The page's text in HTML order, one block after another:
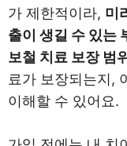
가 제한적이라, 미
출이 생길 수 있는
보철 치료 보장 범
료가 보장되는지,
이해할 수 있어요.